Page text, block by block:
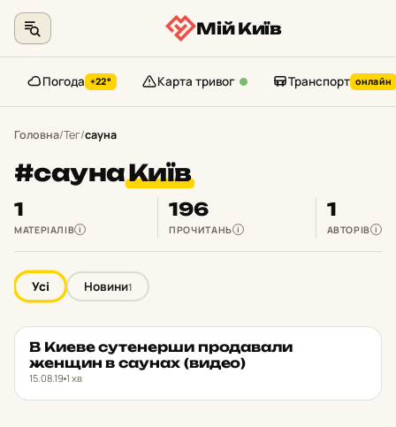
Мій Київ
Погода +22° Карта тривог Транспорт онлайн
Головна/Тег/сауна
#саунаКиїв
1
МАТЕРІАЛІВ i
196
ПРОЧИТАНЬ i
1
АВТОРІВ i
Усі Новини1
НОВИНИ
В Киеве су­те­нер­ши про­да­ва­ли
женщин в саунах (видео)
15.08.19 1 хв